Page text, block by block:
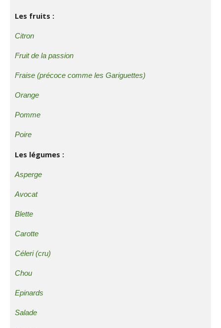
Les fruits :
Citron
Fruit de la passion
Fraise (précoce comme les Gariguettes)
Orange
Pomme
Poire
Les légumes :
Asperge
Avocat
Blette
Carotte
Céleri (cru)
Chou
Epinards
Salade